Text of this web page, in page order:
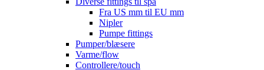
Fra US mm til EU mm
Nipler
Pumpe fittings
Pumper/blæsere
Varme/flow
Controllere/touch